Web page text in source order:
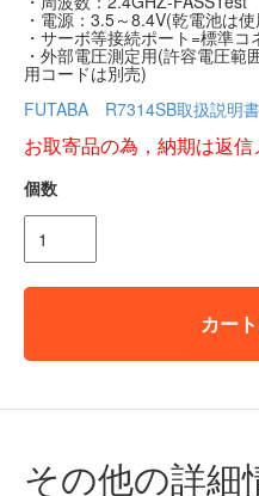
・電源：3.5～8.4V(乾電池は使
・サーボ等接続ポート=標準コ
・外部電圧測定用(許容電圧
用コードは別売)
FUTABA R7314SB取扱説明書
お取寄品の為，納期は返信
個数
カー
その他の詳細